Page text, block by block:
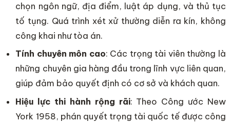
chọn ngôn ngữ, địa điểm, luật áp dụng, và thủ tục
tố tụng. Quá trình xét xử thường diễn ra kín, không
công khai như tòa án.
Tính chuyên môn cao: Các trọng tài viên thường là
những chuyên gia hàng đầu trong lĩnh vực liên quan,
giúp đảm bảo quyết định có cơ sở và khách quan.
Hiệu lực thi hành rộng rãi: Theo Công ước New
York 1958, phán quyết trọng tài quốc tế được công